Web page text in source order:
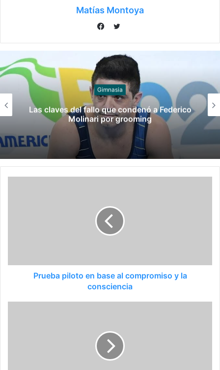
Matías Montoya
Twitter
Gimnasia
Las claves del fallo que condenó a Federico
Molinari por grooming
Prueba piloto en base al compromiso y la
consciencia